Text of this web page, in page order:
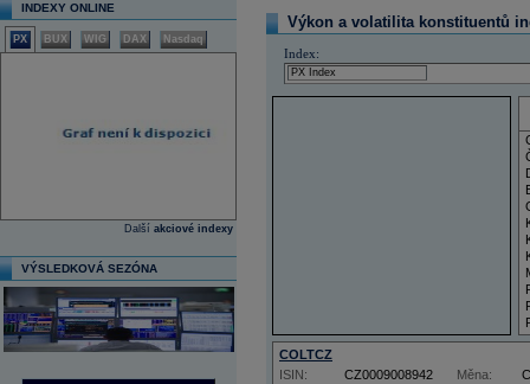
INDEXY ONLINE
PX BUX WIG DAX Nasdaq
Další akciové indexy
VÝSLEDKOVÁ SEZÓNA
Výkon a volatilita konstituentů
Index:
COLTCZ
ISIN: CZ0009008942 Měna: